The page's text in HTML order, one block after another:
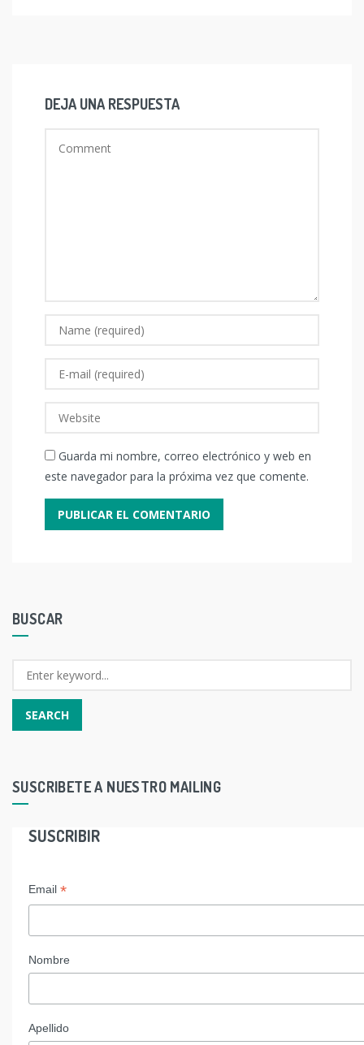
DEJA UNA RESPUESTA
Guarda mi nombre, correo electrónico y web en
este navegador para la próxima vez que comente.
BUSCAR
SUSCRIBETE A NUESTRO MAILING
SUSCRIBIR
Email *
Nombre
Apellido